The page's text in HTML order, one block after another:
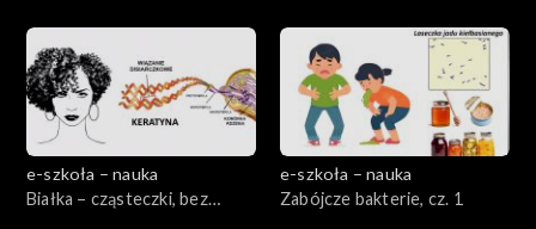
e-szkoła – nauka
Białka – cząsteczki, bez
e-szkoła – nauka
Zabójcze bakterie, cz. 1